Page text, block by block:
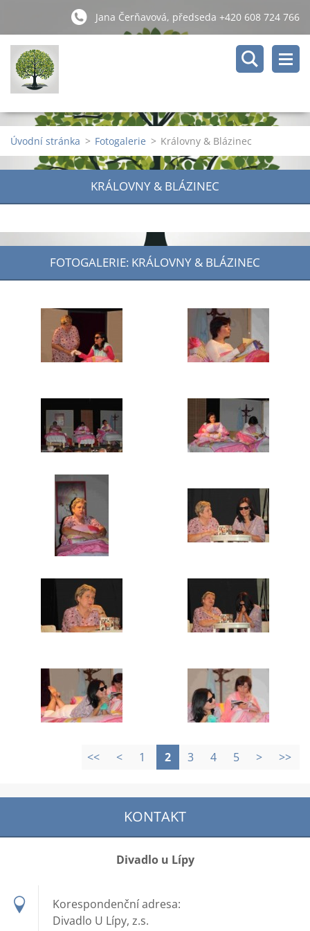
Jana Čerňavová, předseda +420 608 724 766
Úvodní stránka > Fotogalerie > Královny & Blázinec
KRÁLOVNY & BLÁZINEC
FOTOGALERIE: KRÁLOVNY & BLÁZINEC
<< < 1 2 3 4 5 > >>
KONTAKT
Divadlo u Lípy
Korespondenční adresa:
Divadlo U Lípy, z.s.